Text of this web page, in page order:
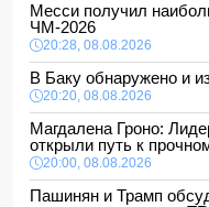
Месси получил
ЧМ-2026
20:28, 08.08.2026
В Баку обнаружено и
20:20, 08.08.2026
Магдалена Гроно:
открыли путь к
20:00, 08.08.2026
Пашинян и Трамп